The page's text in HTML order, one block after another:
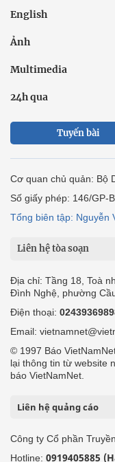
English
Ảnh
Multimedia
24h qua
Tuyến bài
Cơ quan chủ quản: Bộ
Số giấy phép: 146/GP-
Tổng biên tập: Nguyễn
Liên hệ tòa soạn
Địa chỉ: Tầng 18, Toà
Đình Nghệ, phường
Điện thoại:
Email:
© 1997 Báo
lại thông tin từ website
báo VietNamNet.
Liên hệ quảng cáo
Công ty Cổ phần
Hotline: 0919405885